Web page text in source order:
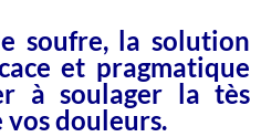
soufre, la solution
et pragmatique
à soulager la tès
douleurs.